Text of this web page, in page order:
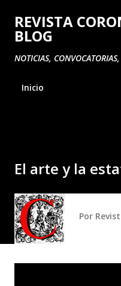
Ir al
REVISTA
BLOG
NOTICIAS,
Inicio
El arte y la
Por